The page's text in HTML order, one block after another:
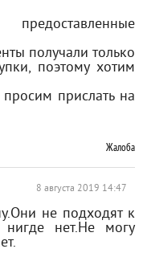
получали только
поэтому хотим
прислать на
Жалоба
8 августа 2019 14:47
не подходят к
нет.Не могу